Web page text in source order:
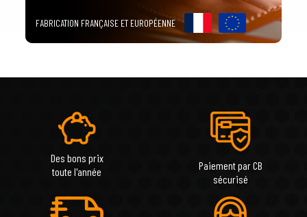
FABRICATION FRANÇAISE ET EUROPÉENNE
Des bons prix
toute l'année
Paiement par CB
sécurisé